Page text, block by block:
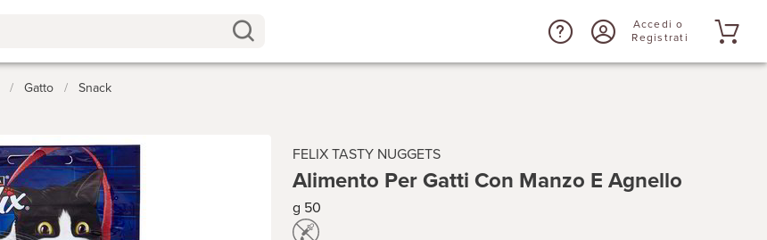
Accedi o
Registrati
/ Gatto / Snack
FELIX TASTY NUGGETS
Alimento Per Gatti Con Manzo E Agnello
g 50